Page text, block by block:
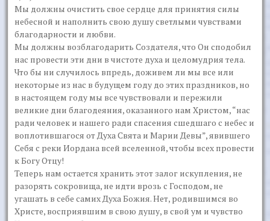
Мы должны очистить свое сердце для принятия силы
небесной и наполнить свою душу светлыми чувствами
благодарности и любви.
Мы должны возблагодарить Создателя, что Он сподобил
нас про­вести эти дни в чистоте духа и целомудрия тела.
Что бы ни случилось впредь, доживем ли мы все или
некоторые из нас в будущем году до этих праздников, но
в настоящем году мы все чувствовали и пережили
великие дни благодеяния, оказанного нам Христом, “нас
ради человек и нашего ради спасения сшедшаго с небес и
воплотившагося от Духа Свята и Марии Девы”, явившего
Себя с реки Иордана всей вселенной, чтобы всех провести
к Богу Отцу!
Теперь нам остается хранить этот залог искупления, не
разорять сокровища, не идти врозь с Господом, не
угашать в себе самих Духа Божия. Нет, родившимся во
Христе, восприявшим в свою душу, в свой ум и чувство